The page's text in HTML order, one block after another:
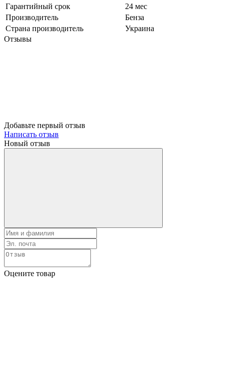
Гарантийный срок
24 мес
Производитель
Бенза
Страна производитель
Украина
Отзывы
Добавьте первый отзыв
Написать отзыв
Новый отзыв
Оцените товар